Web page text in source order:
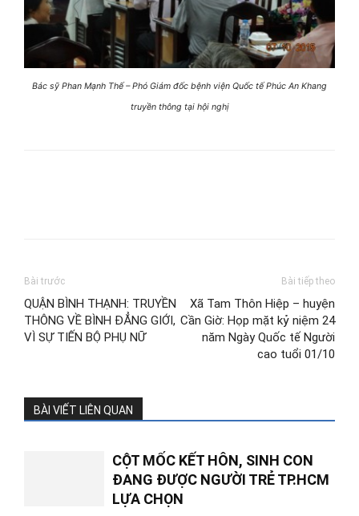
Bác sỹ Phan Mạnh Thế – Phó Giám đốc bệnh viện Quốc tế Phúc An Khang
truyền thông tại hội nghị
Bài trước
QUẬN BÌNH THẠNH: TRUYỀN
THÔNG VỀ BÌNH ĐẲNG GIỚI,
VÌ SỰ TIẾN BỘ PHỤ NỮ
Bài tiếp theo
Xã Tam Thôn Hiệp – huyện
Cần Giờ: Họp mặt kỷ niệm 24
năm Ngày Quốc tế Người
cao tuổi 01/10
BÀI VIẾT LIÊN QUAN
CỘT MỐC KẾT HÔN, SINH CON
ĐANG ĐƯỢC NGƯỜI TRẺ TP.HCM
LỰA CHỌN